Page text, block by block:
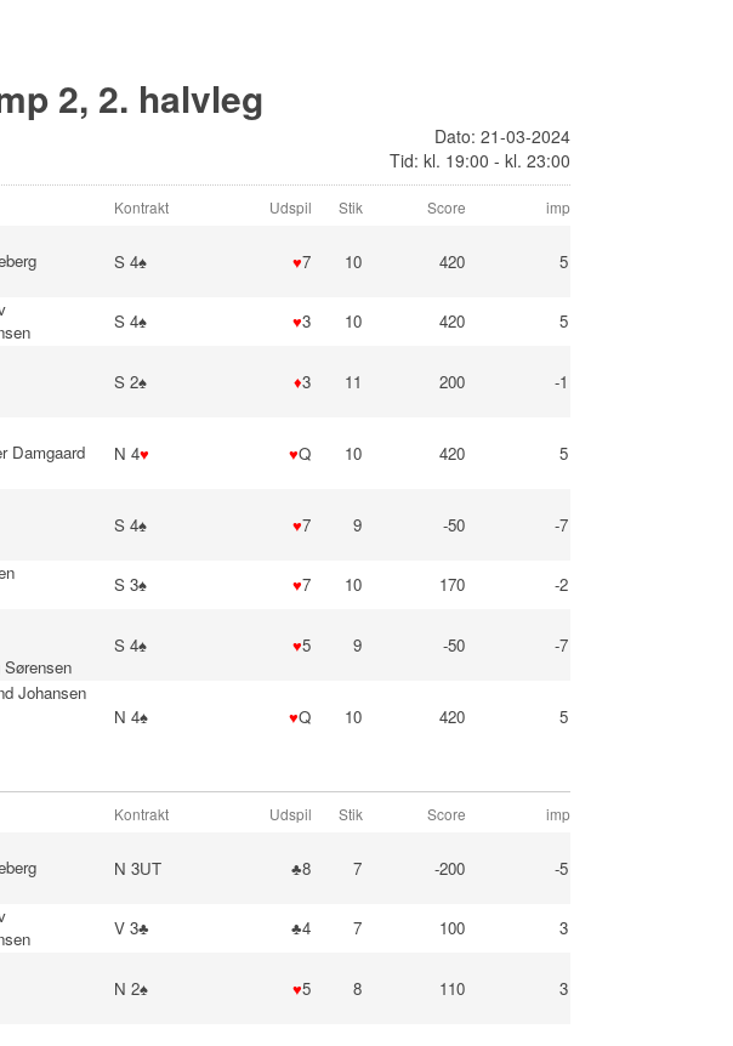
2, 2. halvleg
Dato: 21-03-2024
Tid: kl. 19:00 - kl. 23:00
Kontrakt Udspil Stik Score imp
S 4♠ ♥7 10 420 5
S 4♠ ♥3 10 420 5
S 2♠ ♦3 11 200 -1
Damgaard N 4♥ ♥Q 10 420 5
S 4♠ ♥7 9 -50 -7
S 3♠ ♥7 10 170 -2
S 4♠ ♥5 9 -50 -7
Johansen
N 4♠ ♥Q 10 420 5
Kontrakt Udspil Stik Score imp
N 3UT ♣8 7 -200 -5
V 3♣ ♣4 7 100 3
N 2♠ ♥5 8 110 3